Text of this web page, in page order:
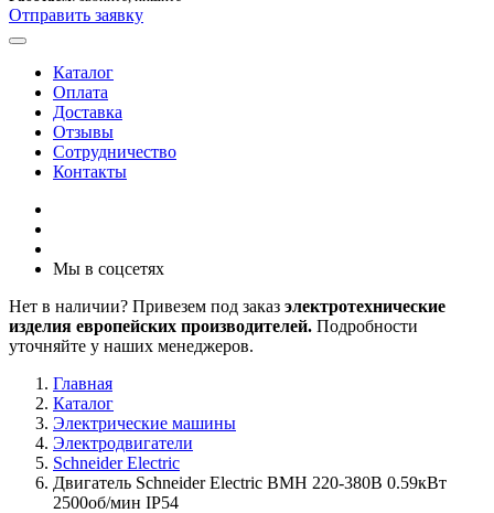
Отправить заявку
Каталог
Оплата
Доставка
Отзывы
Сотрудничество
Контакты
Мы в соцсетях
Нет в наличии? Привезем под заказ электротехнические
изделия европейских производителей. Подробности
уточняйте у наших менеджеров.
Главная
Каталог
Электрические машины
Электродвигатели
Schneider Electric
Двигатель Schneider Electric BMH 220-380В 0.59кВт
2500об/мин IP54